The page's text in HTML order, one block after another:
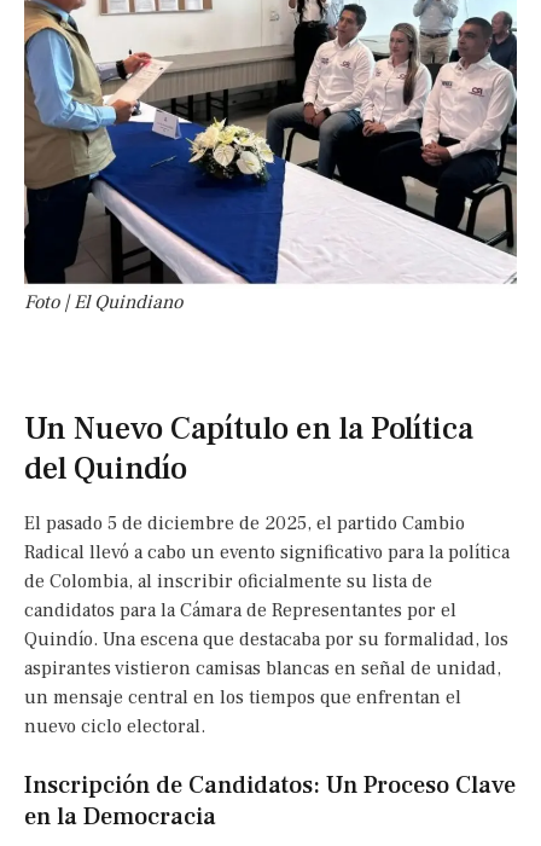
Foto | El Quindiano
Un Nuevo Capítulo en la Política
del Quindío
El pasado 5 de diciembre de 2025, el partido Cambio
Radical llevó a cabo un evento significativo para la política
de Colombia, al inscribir oficialmente su lista de
candidatos para la Cámara de Representantes por el
Quindío. Una escena que destacaba por su formalidad, los
aspirantes vistieron camisas blancas en señal de unidad,
un mensaje central en los tiempos que enfrentan el
nuevo ciclo electoral.
Inscripción de Candidatos: Un Proceso Clave
en la Democracia